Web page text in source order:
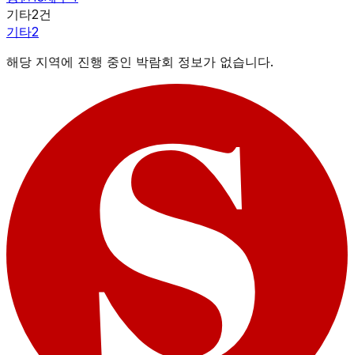
기타2건
기타2
해당 지역에 진행 중인 박람회 정보가 없습니다.